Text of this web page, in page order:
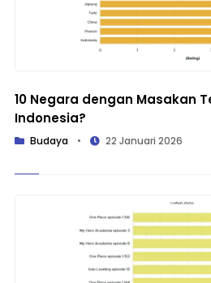
10 Negara dengan Masakan
Indonesia?
Budaya • 22 Januari 2026